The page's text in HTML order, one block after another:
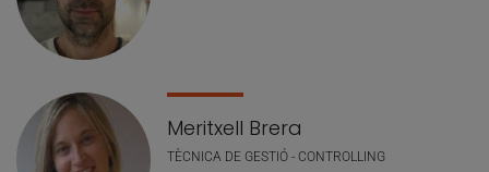
Meritxell Brera
TÈCNICA DE GESTIÓ - CONTROLLING